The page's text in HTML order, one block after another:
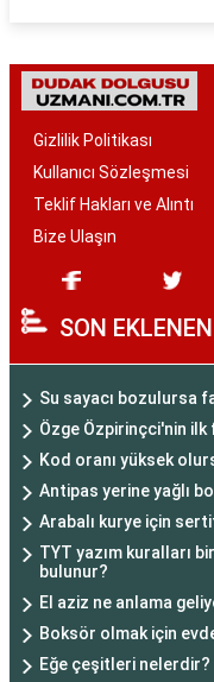
Gizlilik Politikası
Kullanıcı Sözleşmesi
Teklif Hakları ve Alıntı
Bize Ulaşın
SON
Su sayacı bozulursa
Özge Özpirinçci'nin ilk
Kod oranı yüksek
Antipas yerine yağlı
Arabalı kurye için
TYT yazım kuralları
bulunur?
El aziz ne anlama
Boksör olmak için
Eğe çeşitleri nelerdir?